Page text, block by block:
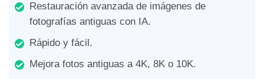
Restauración avanzada de imágenes de
fotografías antiguas con IA.
Rápido y fácil.
Mejora fotos antiguas a 4K, 8K o 10K.